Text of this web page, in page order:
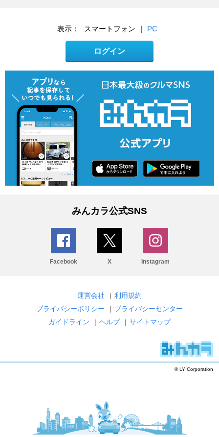
表示： スマートフォン | PC
ログイン
みんカラ公式SNS
Facebook X Instagram
運営会社 | 利用規約
プライバシーポリシー
| プライバシーセンター
ガイドライン
| ヘルプ | サイトマップ
© LY Corporation